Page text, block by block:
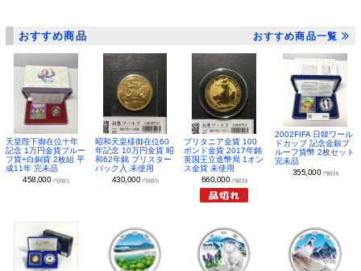
おすすめ商品 おすすめ商品一覧
天皇陛下御在位十年
記念 1万円金貨プルー
フ貨+白銅貨 2枚組 平
成11年 完未品
458,000 円(税別)
昭和天皇様御在位60
年記念 10万円金貨 昭
和62年銘 ブリスター
パック入 未使用
430,000 円(税別)
ブリタニア金貨 100
ポンド金貨 2017年銘
英国王立造幣局 1オン
ス金貨 未使用
660,000 円(税別)
2002FIFA 日韓ワール
ドカップ 記念金銀プ
ルーフ貨幣 2枚セット
完未品
355,000 円(税別)